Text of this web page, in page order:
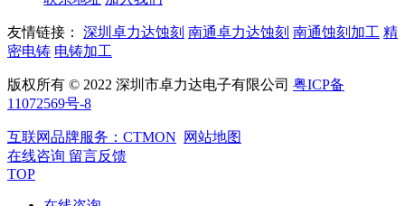
友情链接： 深圳卓力达蚀刻 南通卓力达蚀刻 南通蚀刻加工 精
密电铸 电铸加工
版权所有 © 2022 深圳市卓力达电子有限公司 粤ICP备
11072569号-8
互联网品牌服务：CTMON
网站地图
在线咨询 留言反馈
TOP